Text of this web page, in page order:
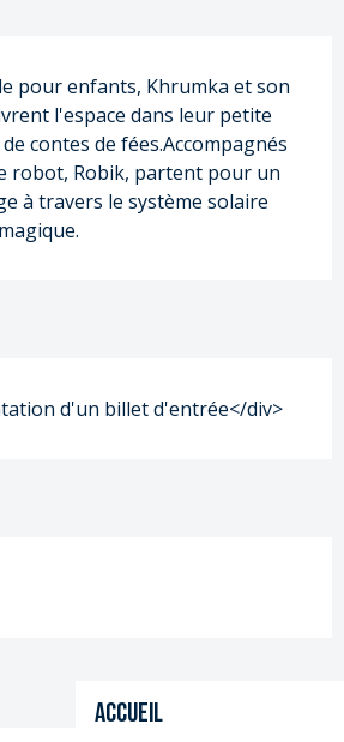
Accueil
pour enfants, Khrumka et son
l'espace dans leur petite
contes de fées.Accompagnés
robot, Robik, partent pour un
à travers le système solaire
d'un billet d'entrée</div>